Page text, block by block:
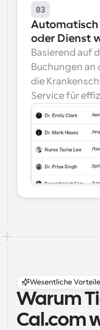
03
Automatisch
oder Dienst
Basierend auf
Buchungen an
die
Service für
Wesentliche Vorteile
Warum
Cal.com